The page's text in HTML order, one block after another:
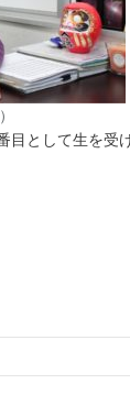
として生を受